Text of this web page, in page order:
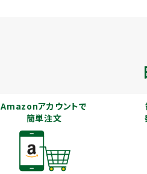
Amazonアカウントで
簡単注文